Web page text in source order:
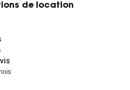
optimale, tandis que trois benchs
espaces collaboratifs parfaits pour
de six salles de réunion en libre-
de 4 à 16 personnes, idéales pour
ou des rencontres clients.
qui sont à votre disposition pour
tranquillité. Un studio photo est
au sein de l'espace, idéal pour créer
de location